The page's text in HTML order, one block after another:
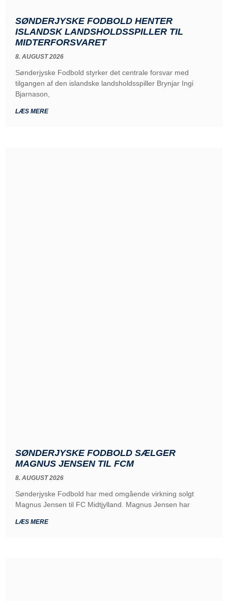
SØNDERJYSKE FODBOLD HENTER
ISLANDSK LANDSHOLDSSPILLER TIL
MIDTERFORSVARET
8. AUGUST 2026
Sønderjyske Fodbold styrker det centrale forsvar med
tilgangen af den islandske landsholdsspiller Brynjar Ingi
Bjarnason,
LÆS MERE
SØNDERJYSKE FODBOLD SÆLGER
MAGNUS JENSEN TIL FCM
8. AUGUST 2026
Sønderjyske Fodbold har med omgående virkning solgt
Magnus Jensen til FC Midtjylland. Magnus Jensen har
LÆS MERE